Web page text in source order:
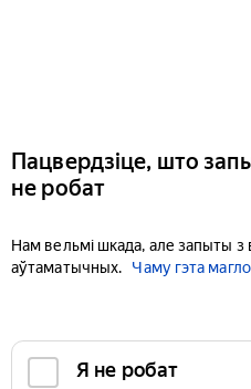
Пацвердзіце, што
не робат
Нам вельмі шкада, але запыты
аўтаматычных.
Чаму гэта
Я не робат